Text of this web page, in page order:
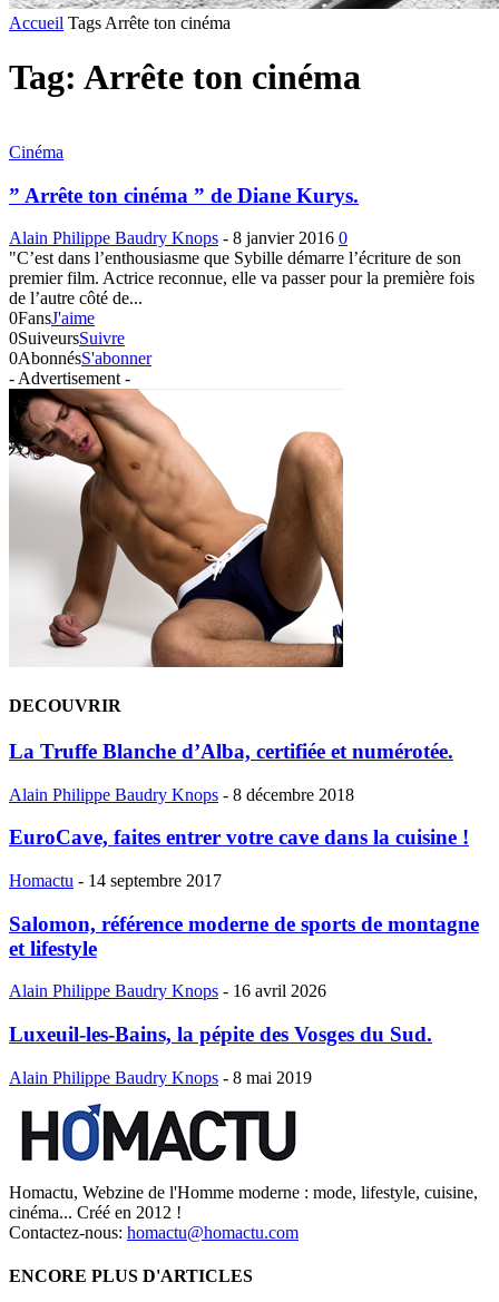
Accueil Tags Arrête ton cinéma
Tag: Arrête ton cinéma
Cinéma
” Arrête ton cinéma ” de Diane Kurys.
Alain Philippe Baudry Knops - 8 janvier 2016 0
"C’est dans l’enthousiasme que Sybille démarre l’écriture de son
premier film. Actrice reconnue, elle va passer pour la première fois
de l’autre côté de...
0FansJ'aime
0SuiveursSuivre
0AbonnésS'abonner
- Advertisement -
DECOUVRIR
La Truffe Blanche d’Alba, certifiée et numérotée.
Alain Philippe Baudry Knops - 8 décembre 2018
EuroCave, faites entrer votre cave dans la cuisine !
Homactu - 14 septembre 2017
Salomon, référence moderne de sports de montagne
et lifestyle
Alain Philippe Baudry Knops - 16 avril 2026
Luxeuil-les-Bains, la pépite des Vosges du Sud.
Alain Philippe Baudry Knops - 8 mai 2019
Homactu, Webzine de l'Homme moderne : mode, lifestyle, cuisine,
cinéma... Créé en 2012 !
Contactez-nous: homactu@homactu.com
ENCORE PLUS D'ARTICLES